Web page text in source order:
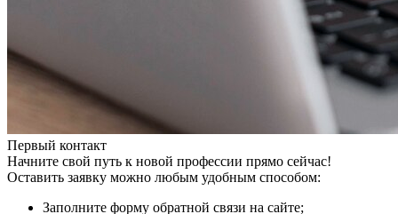
Первый контакт
Начните свой путь к новой профессии прямо сейчас!
Оставить заявку можно любым удобным способом:
Заполните форму обратной связи на сайте;